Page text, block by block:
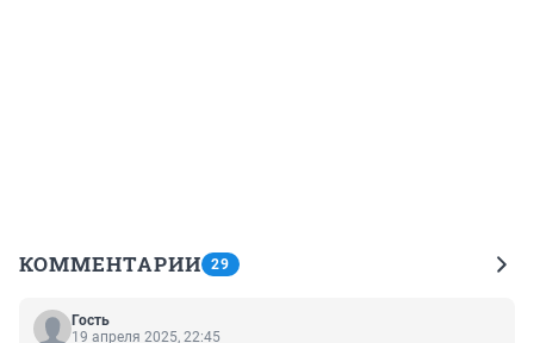
КОММЕНТАРИИ 29
Гость
19 апреля 2025, 22:45